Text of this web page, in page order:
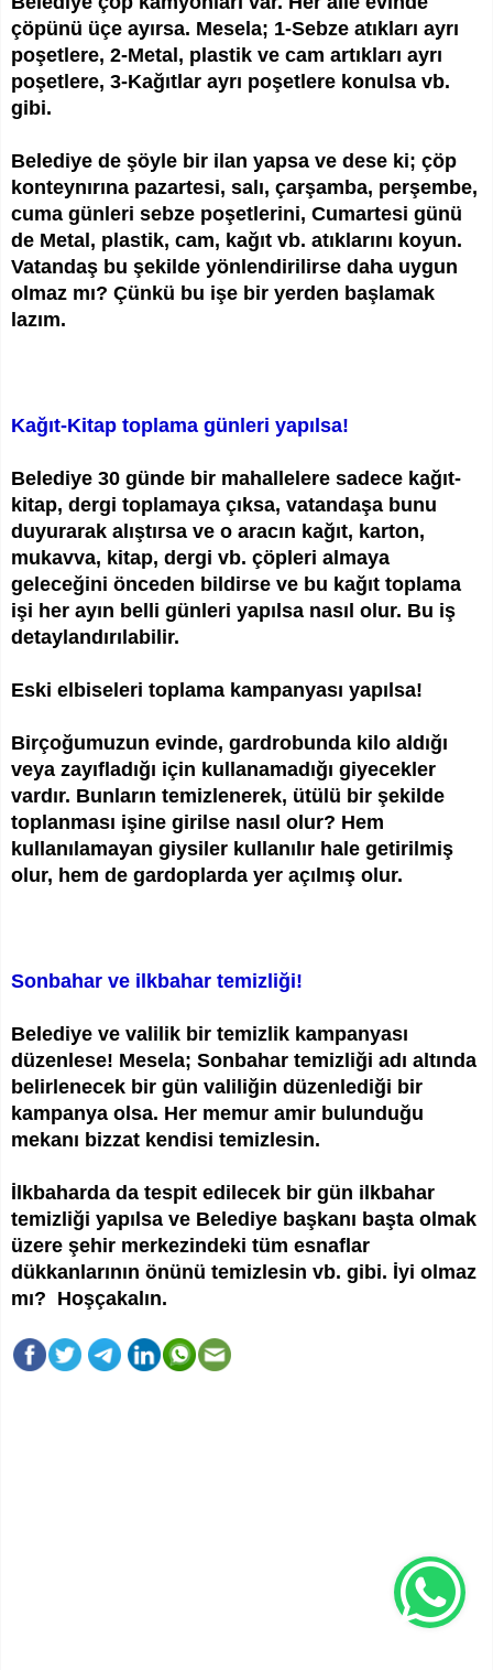
çöpünü üçe ayırsa. Mesela; 1-Sebze atıkları ayrı
poşetlere, 2-Metal, plastik ve cam artıkları ayrı
poşetlere, 3-Kağıtlar ayrı poşetlere konulsa vb.
gibi.
Belediye de şöyle bir ilan yapsa ve dese ki; çöp
konteynırına pazartesi, salı, çarşamba, perşembe,
cuma günleri sebze poşetlerini, Cumartesi günü
de Metal, plastik, cam, kağıt vb. atıklarını koyun.
Vatandaş bu şekilde yönlendirilirse daha uygun
olmaz mı? Çünkü bu işe bir yerden başlamak
lazım.
Kağıt-Kitap toplama günleri yapılsa!
Belediye 30 günde bir mahallelere sadece kağıt-
kitap, dergi toplamaya çıksa, vatandaşa bunu
duyurarak alıştırsa ve o aracın kağıt, karton,
mukavva, kitap, dergi vb. çöpleri almaya
geleceğini önceden bildirse ve bu kağıt toplama
işi her ayın belli günleri yapılsa nasıl olur. Bu iş
detaylandırılabilir.
Eski elbiseleri toplama kampanyası yapılsa!
Birçoğumuzun evinde, gardrobunda kilo aldığı
veya zayıfladığı için kullanamadığı giyecekler
vardır. Bunların temizlenerek, ütülü bir şekilde
toplanması işine girilse nasıl olur? Hem
kullanılamayan giysiler kullanılır hale getirilmiş
olur, hem de gardoplarda yer açılmış olur.
Sonbahar ve ilkbahar temizliği!
Belediye ve valilik bir temizlik kampanyası
düzenlese! Mesela; Sonbahar temizliği adı altında
belirlenecek bir gün valiliğin düzenlediği bir
kampanya olsa. Her memur amir bulunduğu
mekanı bizzat kendisi temizlesin.
İlkbaharda da tespit edilecek bir gün ilkbahar
temizliği yapılsa ve Belediye başkanı başta olmak
üzere şehir merkezindeki tüm esnaflar
dükkanlarının önünü temizlesin vb. gibi. İyi olmaz
mı? Hoşçakalın.